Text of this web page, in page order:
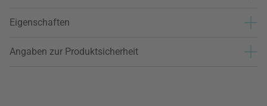
Eigenschaften
Angaben zur Produktsicherheit